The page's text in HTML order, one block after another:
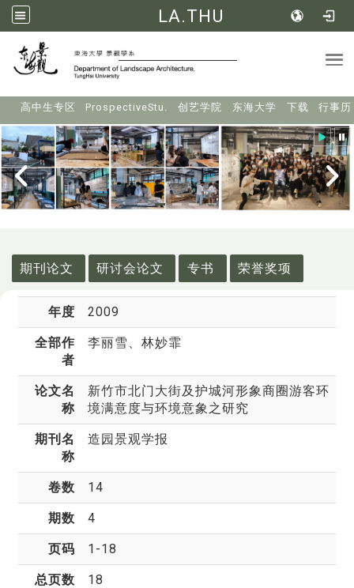
LA.THU
高中生专区 ProspectiveStu. 创艺学院 东海大学 下载 行事历
期刊论文
研讨会论文 专书 荣誉奖项
年度 2009
全部作
者
李丽雪 、林妙霏
论文名
称
新竹市北门大街及护城河形象商圈游客环
境满意度与环境意象之研究
期刊名
称
造园景观学报
卷数 14
期数 4
页码 1-18
总页数 18